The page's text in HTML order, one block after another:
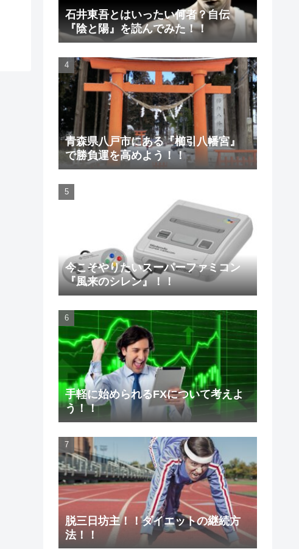
石井東吾とはいったい何者？自伝
『陰と陽』を読んでみた！！
青森県八戸市にある『櫛引八幡宮』
で勝負運を高めよう！！
今こそやりたいスーパーファミコン
『風来のシレン』！！
手軽に始められるFXについて考えよ
う！！
脱三日坊主！！ダイエットの継続方
法！！